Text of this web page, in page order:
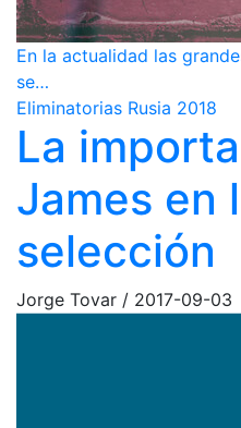
En la actualidad las
se…
Eliminatorias Rusia 2018
La
James en
selección
Jorge Tovar / 2017-09-03